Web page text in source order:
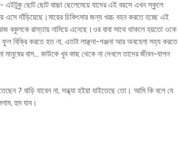
এইটুকু ছোট ছোট বাচ্চা ছেলেমেয়ে যাদের এই বয়সে এখন স্কুলে
এসে দাঁড়িয়েছে।মায়ের চিকিৎসার জন্য খরচ বহন করতে হচ্ছে এই
বকুলকে রাস্তায় নামিয়ে এনেছে।ওর বাবা সাথে থাকলে হয়তো ওকে
বিক্রি করতে হত না, এতটা লাঞ্ছনা-গঞ্জনা আর অবহেলা সহ্য করতে
বাস… কাউকে খুব কাছ থেকে না দেখলে তাদের জীবন-যাপন
? বাড়ি যাবেন না, সন্ধ্যা হইয়া যাইতেছে তো। আমি কি বলে যে
হুম যাব।